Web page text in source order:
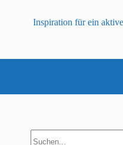
Inspiration für ein